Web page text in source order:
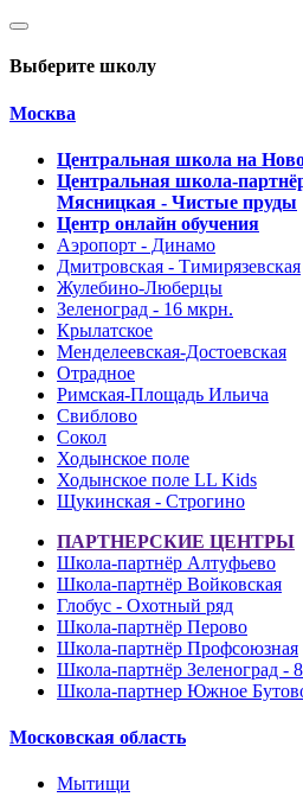
Выберите школу
Москва
Центральная школа на
Центральная школа-
Мясницкая - Чистые пруды
Центр онлайн обучения
Аэропорт - Динамо
Дмитровская - Тимирязевская
Жулебино-Люберцы
Зеленоград - 16 мкрн.
Крылатское
Менделеевская-Достоевская
Отрадное
Римская-Площадь Ильича
Свиблово
Сокол
Ходынское поле
Ходынское поле LL Kids
Щукинская - Строгино
ПАРТНЕРСКИЕ ЦЕНТРЫ
Школа-партнёр Алтуфьево
Школа-партнёр Войковская
Глобус - Охотный ряд
Школа-партнёр Перово
Школа-партнёр Профсоюзная
Школа-партнёр Зеленоград -
Школа-партнер Южное
Московская область
Мытищи